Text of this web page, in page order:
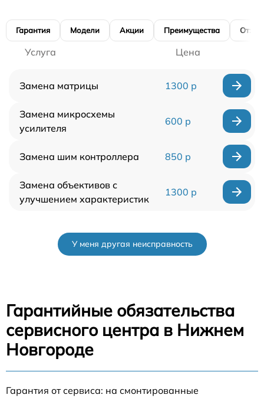
Гарантия Модели Акции Преимущества
Услуга Цена
Замена матрицы 1300 р
Замена микросхемы
усилителя
600 р
Замена шим контроллера 850 р
Замена объективов с
улучшением характеристик
1300 р
У меня другая неисправность
Гарантийные обязательства
сервисного центра в Нижнем
Новгороде
Гарантия от сервиса: на смонтированные